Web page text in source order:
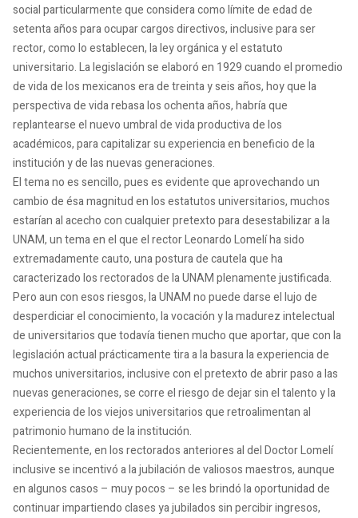
social particularmente que considera como límite de edad de
setenta años para ocupar cargos directivos, inclusive para ser
rector, como lo establecen, la ley orgánica y el estatuto
universitario. La legislación se elaboró en 1929 cuando el promedio
de vida de los mexicanos era de treinta y seis años, hoy que la
perspectiva de vida rebasa los ochenta años, habría que
replantearse el nuevo umbral de vida productiva de los
académicos, para capitalizar su experiencia en beneficio de la
institución y de las nuevas generaciones.
El tema no es sencillo, pues es evidente que aprovechando un
cambio de ésa magnitud en los estatutos universitarios, muchos
estarían al acecho con cualquier pretexto para desestabilizar a la
UNAM, un tema en el que el rector Leonardo Lomelí ha sido
extremadamente cauto, una postura de cautela que ha
caracterizado los rectorados de la UNAM plenamente justificada.
Pero aun con esos riesgos, la UNAM no puede darse el lujo de
desperdiciar el conocimiento, la vocación y la madurez intelectual
de universitarios que todavía tienen mucho que aportar, que con la
legislación actual prácticamente tira a la basura la experiencia de
muchos universitarios, inclusive con el pretexto de abrir paso a las
nuevas generaciones, se corre el riesgo de dejar sin el talento y la
experiencia de los viejos universitarios que retroalimentan al
patrimonio humano de la institución.
Recientemente, en los rectorados anteriores al del Doctor Lomelí
inclusive se incentivó a la jubilación de valiosos maestros, aunque
en algunos casos – muy pocos – se les brindó la oportunidad de
continuar impartiendo clases ya jubilados sin percibir ingresos,